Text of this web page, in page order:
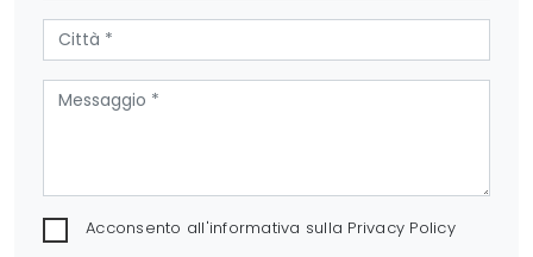
Acconsento all'informativa sulla Privacy Policy